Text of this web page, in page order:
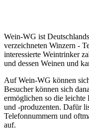
Wein-WG ist
verzeichneten Winzern -
interessierte Weintrinker
und dessen Weinen und
Auf Wein-WG können
Besucher können sich
ermöglichen so die
und -produzenten. Dafür
Telefonnummern und
auf.